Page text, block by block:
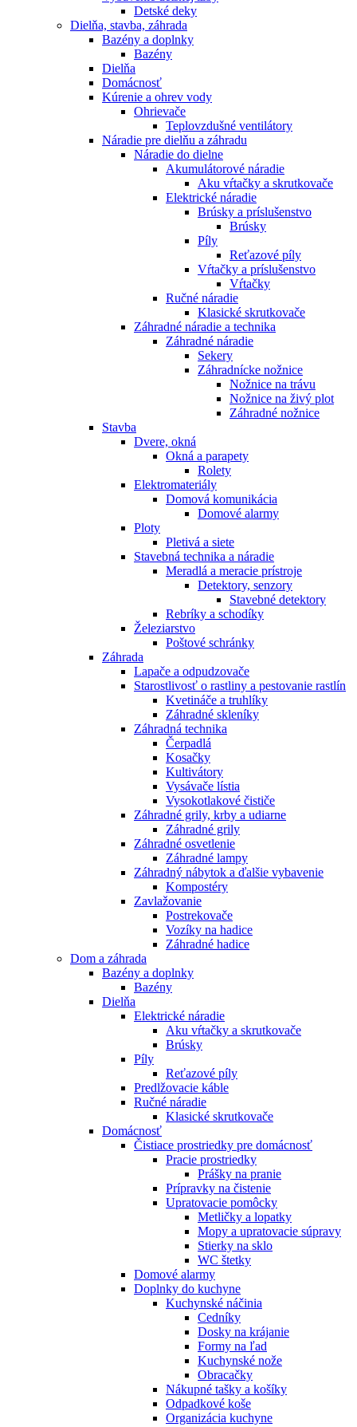
Detské deky
Dielňa, stavba, záhrada
Bazény a doplnky
Bazény
Dielňa
Domácnosť
Kúrenie a ohrev vody
Ohrievače
Teplovzdušné ventilátory
Náradie pre dielňu a záhradu
Náradie do dielne
Akumulátorové náradie
Aku vŕtačky a skrutkovače
Elektrické náradie
Brúsky a príslušenstvo
Brúsky
Píly
Reťazové píly
Vŕtačky a príslušenstvo
Vŕtačky
Ručné náradie
Klasické skrutkovače
Záhradné náradie a technika
Záhradné náradie
Sekery
Záhradnícke nožnice
Nožnice na trávu
Nožnice na živý plot
Záhradné nožnice
Stavba
Dvere, okná
Okná a parapety
Rolety
Elektromateriály
Domová komunikácia
Domové alarmy
Ploty
Pletivá a siete
Stavebná technika a náradie
Meradlá a meracie prístroje
Detektory, senzory
Stavebné detektory
Rebríky a schodíky
Železiarstvo
Poštové schránky
Záhrada
Lapače a odpudzovače
Starostlivosť o rastliny a pestovanie rastlín
Kvetináče a truhlíky
Záhradné skleníky
Záhradná technika
Čerpadlá
Kosačky
Kultivátory
Vysávače lístia
Vysokotlakové čističe
Záhradné grily, krby a udiarne
Záhradné grily
Záhradné osvetlenie
Záhradné lampy
Záhradný nábytok a ďalšie vybavenie
Kompostéry
Zavlažovanie
Postrekovače
Vozíky na hadice
Záhradné hadice
Dom a záhrada
Bazény a doplnky
Bazény
Dielňa
Elektrické náradie
Aku vŕtačky a skrutkovače
Brúsky
Píly
Reťazové píly
Predlžovacie káble
Ručné náradie
Klasické skrutkovače
Domácnosť
Čistiace prostriedky pre domácnosť
Pracie prostriedky
Prášky na pranie
Prípravky na čistenie
Upratovacie pomôcky
Metličky a lopatky
Mopy a upratovacie súpravy
Stierky na sklo
WC štetky
Domové alarmy
Doplnky do kuchyne
Kuchynské náčinia
Cedníky
Dosky na krájanie
Formy na ľad
Kuchynské nože
Obracačky
Nákupné tašky a košíky
Odpadkové koše
Organizácia kuchyne